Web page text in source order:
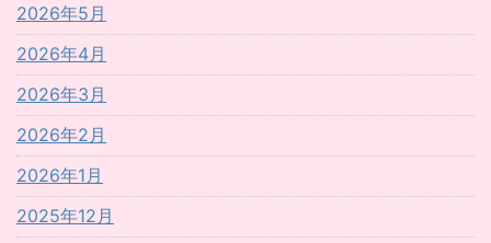
2026年5月
2026年4月
2026年3月
2026年2月
2026年1月
2025年12月